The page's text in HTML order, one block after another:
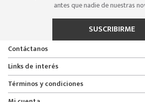
antes que nadie de nuestras
SUSCRIBIRME
Contáctanos
Encuentra tu tienda
Formulario de solicitudes
Servicio al cliente
Links de interés
Quienes somos
Políticas de entrega, cambio y devolución
Términos y condiciones
Promociones